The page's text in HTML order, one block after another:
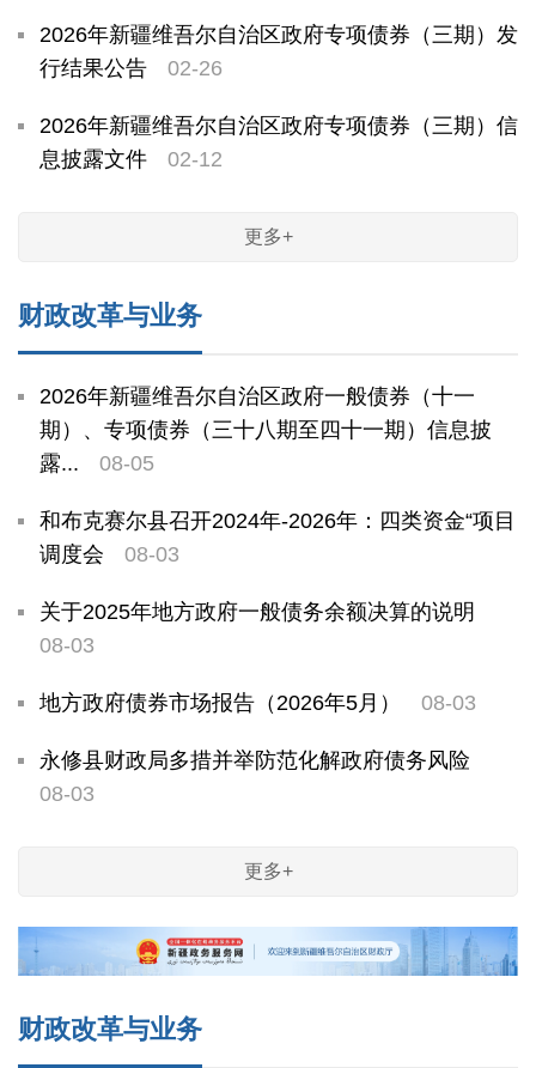
2026年新疆维吾尔自治区政府专项债券（三期）发
行结果公告
02-26
2026年新疆维吾尔自治区政府专项债券（三期）信
息披露文件
02-12
更多+
财政改革与业务
2026年新疆维吾尔自治区政府一般债券（十一
期）、专项债券（三十八期至四十一期）信息披
露...
08-05
和布克赛尔县召开2024年-2026年：四类资金“项目
调度会
08-03
关于2025年地方政府一般债务余额决算的说明
08-03
地方政府债券市场报告（2026年5月） 08-03
永修县财政局多措并举防范化解政府债务风险
08-03
更多+
财政改革与业务